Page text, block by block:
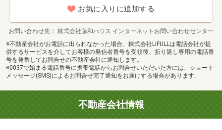
お気に入りに追加する
お問い合わせ先
株式会社藤和ハウス インターネットお問い合わせセンター
※不動産会社がお電話に出られなかった場合、株式会社LIFULLは電話会社が提
供するサービスを介してお客様の発信者番号を受領後、折り返し専用の電話番
号を発番してお問合せの不動産会社に通知します。
※0037で始まる電話番号に携帯電話からお問合せいただいた方には、ショート
メッセージ(SMS)によるお問合せ完了通知をお届けする場合があります。
不動産会社情報